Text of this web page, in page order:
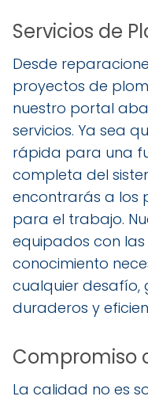
Servicios de
Desde
proyectos de
nuestro portal
servicios. Ya sea
rápida para una
completa del
encontrarás a los
para el trabajo.
equipados con
conocimiento
cualquier desafío,
duraderos y
Compromiso
La calidad no es